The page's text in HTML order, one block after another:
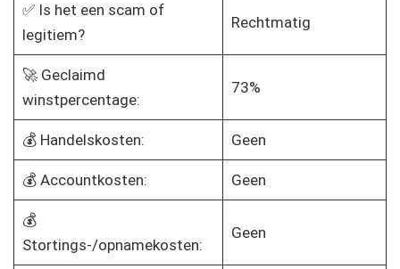
✅ Is het een scam of
legitiem?
Rechtmatig
🚀 Geclaimd
winstpercentage:
73%
💰 Handelskosten: Geen
💰 Accountkosten: Geen
💰
Stortings-/opnamekosten:
Geen